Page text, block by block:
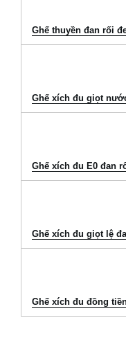
Ghế thuyền đan rối
Ghế xích đu giọt
Ghế xích đu E0 đan
Ghế xích đu giọt lệ
Ghế xích đu đồng